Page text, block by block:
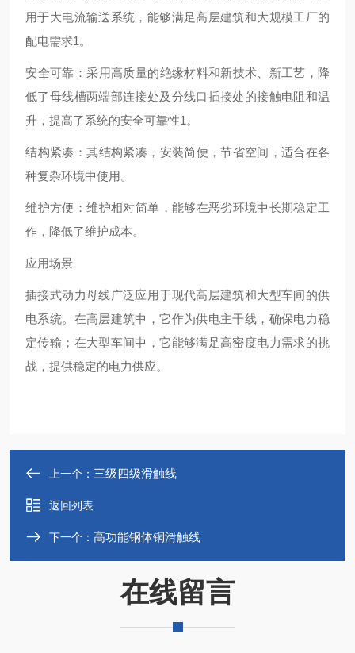
用于大电流输送系统，能够满足高层建筑和大规模工厂的
配电需求‌1。
‌安全可靠‌：采用高质量的绝缘材料和新技术、新工艺，降
低了母线槽两端部连接处及分线口插接处的接触电阻和温
升，提高了系统的安全可靠性‌1。
‌结构紧凑‌：其结构紧凑，安装简便，节省空间，适合在各
种复杂环境中使用‌。
‌维护方便‌：维护相对简单，能够在恶劣环境中长期稳定工
作，降低了维护成本‌。
应用场景
插接式动力母线广泛应用于现代高层建筑和大型车间的供
电系统。在高层建筑中，它作为供电主干线，确保电力稳
定传输；在大型车间中，它能够满足高密度电力需求的挑
战，提供稳定的电力供应‌。
上一个： 三级四级滑触线
返回列表
下一个： 高功能钢体铜滑触线
在线留言